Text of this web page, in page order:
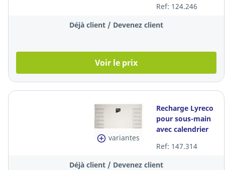
Ref: 124.246
Déjà client / Devenez client
Voir le prix
variantes
Recharge Lyreco
pour sous-main
avec calendrier
Ref: 147.314
Déjà client / Devenez client